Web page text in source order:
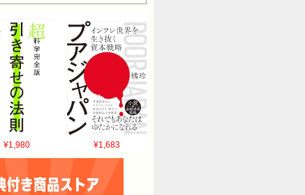
¥1,980 ¥1,683